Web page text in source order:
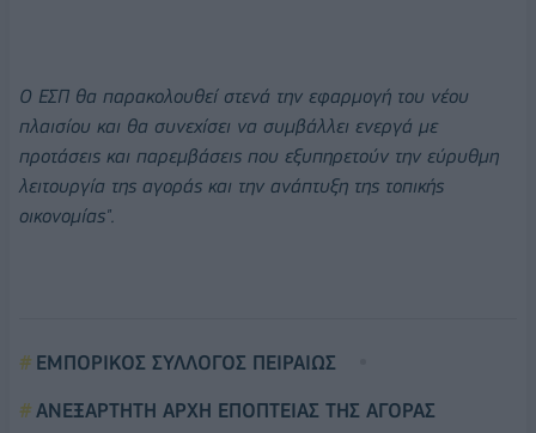
Ο ΕΣΠ θα παρακολουθεί στενά την εφαρμογή του νέου
πλαισίου και θα συνεχίσει να συμβάλλει ενεργά με
προτάσεις και παρεμβάσεις που εξυπηρετούν την εύρυθμη
λειτουργία της αγοράς και την ανάπτυξη της τοπικής
οικονομίας".
ΕΜΠΟΡΙΚΟΣ ΣΥΛΛΟΓΟΣ ΠΕΙΡΑΙΩΣ
ΑΝΕΞΑΡΤΗΤΗ ΑΡΧΗ ΕΠΟΠΤΕΙΑΣ ΤΗΣ ΑΓΟΡΑΣ